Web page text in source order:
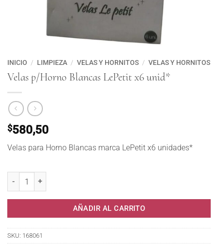
INICIO / LIMPIEZA / VELAS Y HORNITOS / VELAS Y HORNITOS
Velas p/Horno Blancas LePetit x6 unid*
$580,50
Velas para Horno Blancas marca LePetit x6 unidades*
AÑADIR AL CARRITO
SKU: 168061